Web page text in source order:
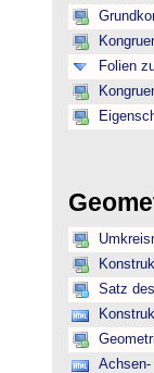
Folien
Satz
Achsen-